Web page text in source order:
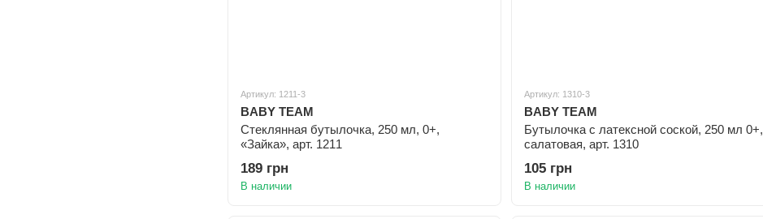
Артикул: 1211-3
BABY TEAM
Стеклянная бутылочка, 250 мл, 0+,
«Зайка», арт. 1211
189 грн
В наличии
Артикул: 1310-3
BABY TEAM
Бутылочка с латексной соской, 250 мл 0+,
салатовая, арт. 1310
105 грн
В наличии